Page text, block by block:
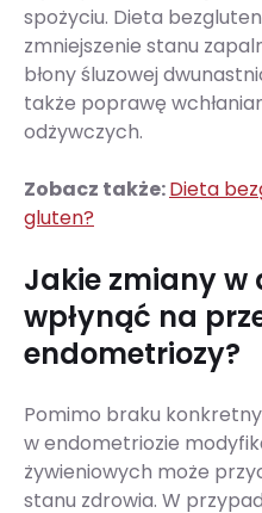
spożyciu. Dieta
zmniejszenie stanu
błony śluzowej
także poprawę
odżywczych.
Zobacz także:Dieta
gluten?
Jakie zmiany w
wpłynąć na
endometriozy?
Pomimo braku
w endometriozie
żywieniowych może
stanu zdrowia. W